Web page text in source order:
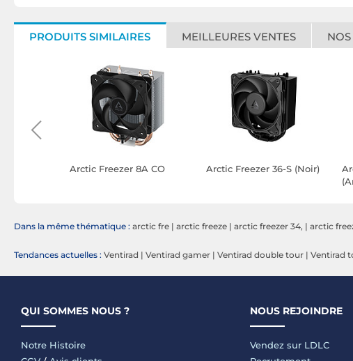
PRODUITS SIMILAIRES MEILLEURES VENTES
Arctic Freezer 8A CO Arctic Freezer 36-S (Noir)
Dans la même thématique : arctic fre | arctic freeze | arctic freezer 34, | arctic
Tendances actuelles : Ventirad | Ventirad gamer | Ventirad double tour | Ventirad
QUI SOMMES NOUS ?
Notre Histoire
NOUS REJOINDRE
Vendez sur LDLC